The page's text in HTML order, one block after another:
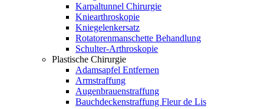
Karpaltunnel Chirurgie
Kniearthroskopie
Kniegelenkersatz
Rotatorenmanschette Behandlung
Schulter-Arthroskopie
Plastische Chirurgie
Adamsapfel Entfernen
Armstraffung
Augenbrauenstraffung
Bauchdeckenstraffung Fleur de Lis